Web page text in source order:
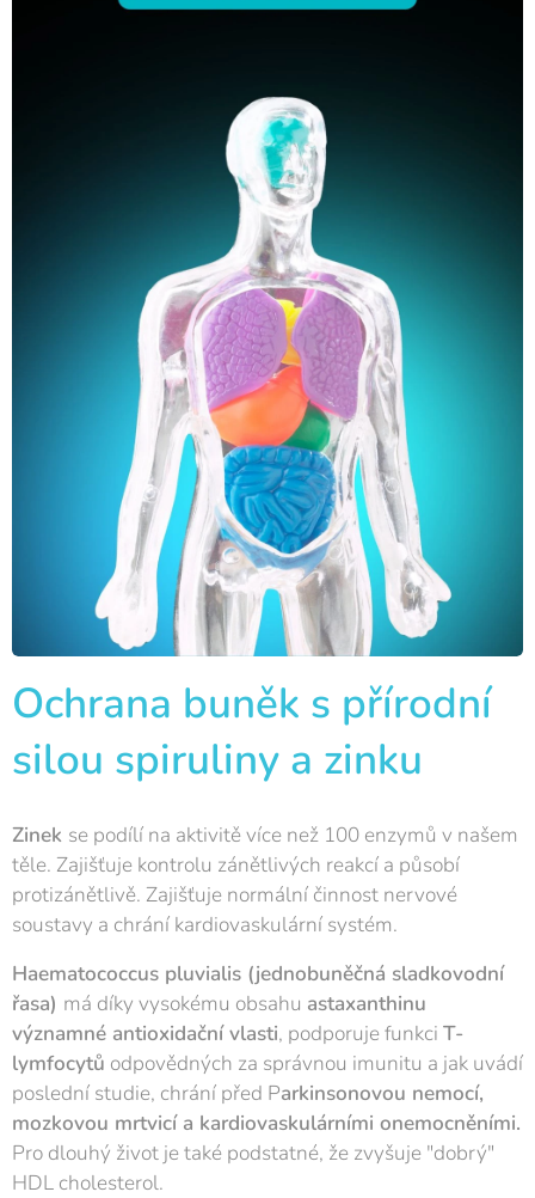
Ochrana buněk s přírodní
silou spiruliny a zinku
Zinek se podílí na aktivitě více než 100 enzymů v našem
těle. Zajišťuje kontrolu zánětlivých reakcí a působí
protizánětlivě. Zajišťuje normální činnost nervové
soustavy a chrání kardiovaskulární systém.
Haematococcus pluvialis (jednobuněčná sladkovodní
řasa) má díky vysokému obsahu astaxanthinu
významné antioxidační vlasti, podporuje funkci T-
lymfocytů odpovědných za správnou imunitu a jak uvádí
poslední studie, chrání před Parkinsonovou nemocí,
mozkovou mrtvicí a kardiovaskulárními onemocněními.
Pro dlouhý život je také podstatné, že zvyšuje "dobrý"
HDL cholesterol.